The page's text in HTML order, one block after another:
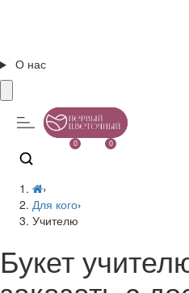
О нас
0 0
›
Для кого›
Учителю
Букет